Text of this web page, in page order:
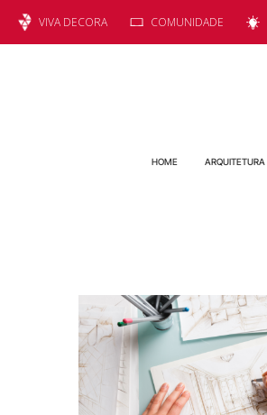
VIVA DECORA COMUNIDADE
HOME ARQUITETURA